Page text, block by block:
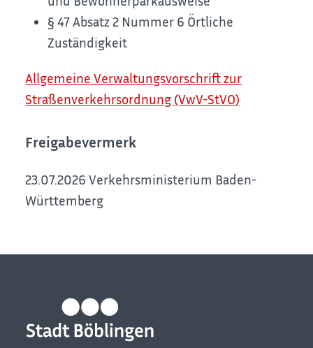
§ 47 Absatz 2 Nummer 6 Örtliche
Zuständigkeit
Allgemeine Verwaltungsvorschrift zur
Straßenverkehrsordnung (VwV-StVO)
Freigabevermerk
23.07.2026 Verkehrsministerium Baden-
Württemberg